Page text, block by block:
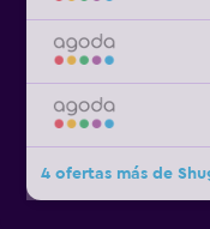
4 ofertas más de